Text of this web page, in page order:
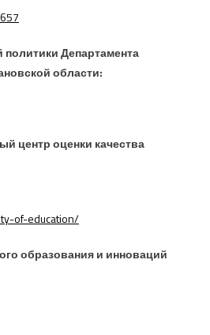
Департамента
области:
центр оценки качества
of-education/
образования и инноваций